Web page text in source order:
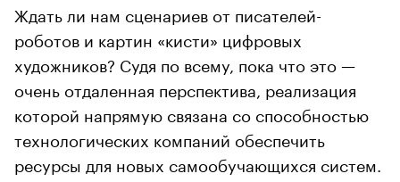
Ждать ли нам сценариев от писателей-
роботов и картин «кисти» цифровых
художников? Судя по всему, пока что это —
очень отдаленная перспектива, реализация
которой напрямую связана со способностью
технологических компаний обеспечить
ресурсы для новых самообучающихся систем.